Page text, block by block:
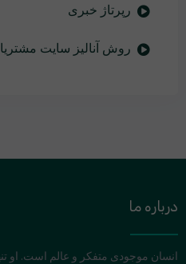
رپرتاژ خبری
روش آنالیز سایت
درباره ما
انسان موجودی متفکر و عالم است. او